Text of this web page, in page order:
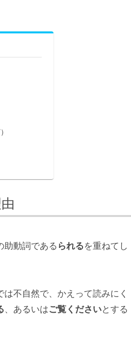
助動詞である られるを重ねてし
不自然で、かえって読みにく
、あるいはご覧くださいとする